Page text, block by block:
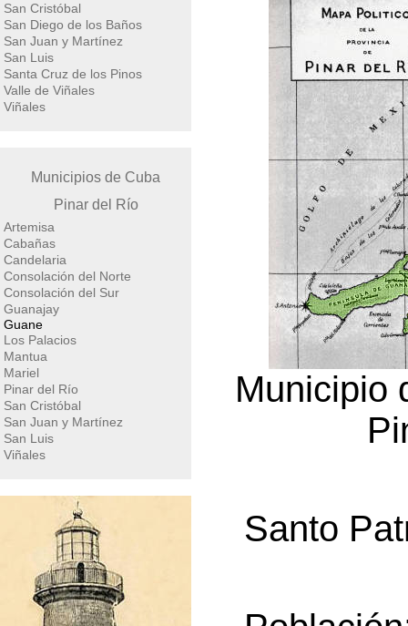
San Cristóbal
San Diego de los Baños
San Juan y Martínez
San Luis
Santa Cruz de los Pinos
Valle de Viñales
Viñales
Municipios de Cuba
Pinar del Río
Artemisa
Cabañas
Candelaria
Consolación del Norte
Consolación del Sur
Guanajay
Guane
Los Palacios
Mantua
Mariel
Pinar del Río
San Cristóbal
San Juan y Martínez
San Luis
Viñales
Municipio
Santo